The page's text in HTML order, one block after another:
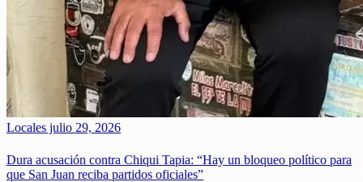
Locales julio 29, 2026
Dura acusación contra Chiqui Tapia: “Hay un bloqueo político para
que San Juan reciba partidos oficiales”